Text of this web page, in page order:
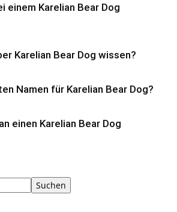
einem Karelian Bear Dog
Karelian Bear Dog wissen?
Namen für Karelian Bear Dog?
einen Karelian Bear Dog
Suchen